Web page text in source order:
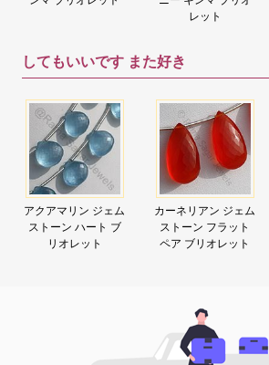
レット
してもいいです また好き
アクアマリン ジェム
ストーン ハート ブ
リオレット
カーネリアン ジェム
ストーン フラット
ペア ブリオレット